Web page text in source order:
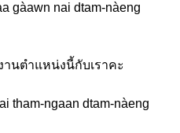
gàawn nai dtam-nàeng
นตำแหน่งนี้กับเราคะ
tham-ngaan dtam-nàeng